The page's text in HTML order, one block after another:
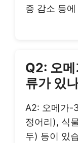
증 감소 등
Q2: 오
류가 있
A2: 오메가-
정어리), 식
두) 등이 있